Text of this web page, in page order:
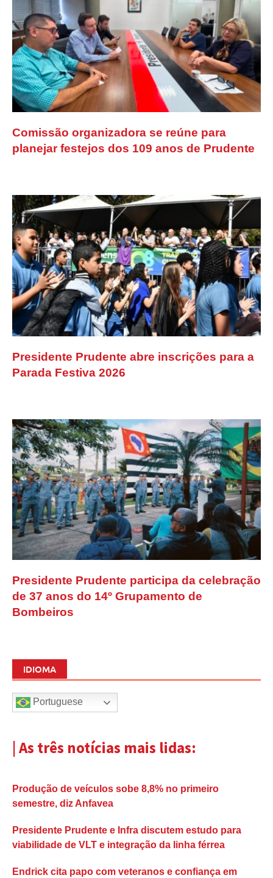
Comissão organizadora se reúne para
planejar festejos dos 109 anos de Prudente
Presidente Prudente abre inscrições para a
Parada Festiva 2026
Presidente Prudente participa da celebração
de 37 anos do 14º Grupamento de
Bombeiros
IDIOMA
Portuguese
| As três notícias mais lidas:
Produção de veículos sobe 8,8% no primeiro
semestre, diz Anfavea
Presidente Prudente e Infra discutem estudo para
viabilidade de VLT e integração da linha férrea
Endrick cita papo com veteranos e confiança em